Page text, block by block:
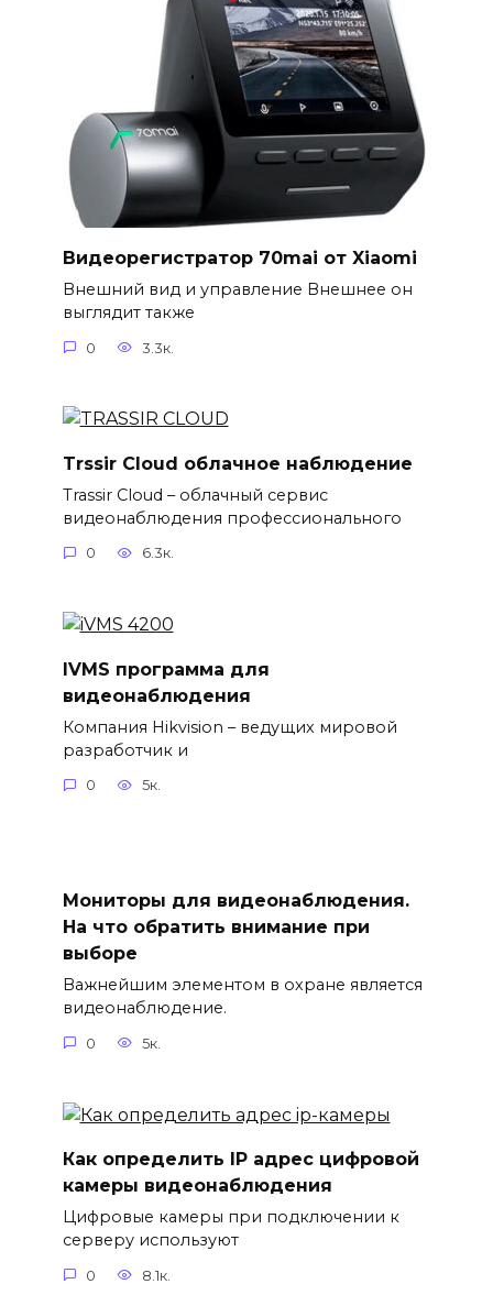
Видеорегистратор 70mai от Xiaomi
Внешний вид и управление Внешнее он
выглядит также
0 3.3к.
Trssir Cloud облачное наблюдение
Trassir Cloud – облачный сервис
видеонаблюдения профессионального
0 6.3к.
IVMS программа для
видеонаблюдения
Компания Hikvision – ведущих мировой
разработчик и
0 5к.
Мониторы для видеонаблюдения.
На что обратить внимание при
выборе
Важнейшим элементом в охране является
видеонаблюдение.
0 5к.
Как определить IP адрес цифровой
камеры видеонаблюдения
Цифровые камеры при подключении к
серверу используют
0 8.1к.